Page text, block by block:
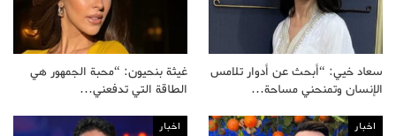
سعاد خيي: “أبحث عن أدوار تلامس
الإنسان وتمنحني مساحة…
غيثة بنحيون: “محبة الجمهور هي
الطاقة التي تدفعني…
اخبار اخبار